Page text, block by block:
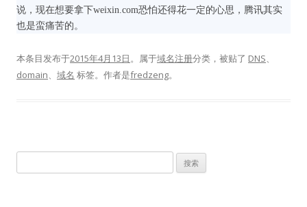
说，现在想要拿下weixin.com恐怕还得花一定的心思，腾讯其实
也是蛮痛苦的。
本条目发布于2015年4月13日。属于域名注册分类，被贴了 DNS、
domain、 域名 标签。 作者是fredzeng。
索：